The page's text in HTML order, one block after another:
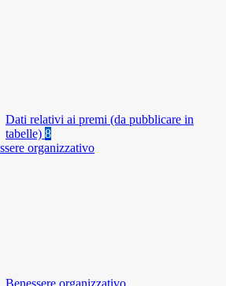
Dati relativi ai premi (da pubblicare in
tabelle) 8
organizzativo